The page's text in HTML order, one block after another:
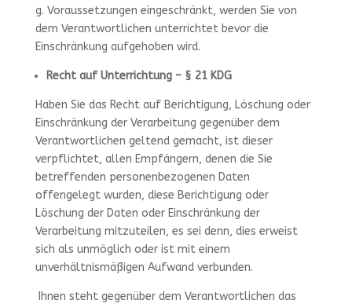
g. Voraussetzungen eingeschränkt, werden Sie von
dem Verantwortlichen unterrichtet bevor die
Einschränkung aufgehoben wird.
Recht auf Unterrichtung – § 21 KDG
Haben Sie das Recht auf Berichtigung, Löschung oder
Einschränkung der Verarbeitung gegenüber dem
Verantwortlichen geltend gemacht, ist dieser
verpflichtet, allen Empfängern, denen die Sie
betreffenden personenbezogenen Daten
offengelegt wurden, diese Berichtigung oder
Löschung der Daten oder Einschränkung der
Verarbeitung mitzuteilen, es sei denn, dies erweist
sich als unmöglich oder ist mit einem
unverhältnismäßigen Aufwand verbunden.
Ihnen steht gegenüber dem Verantwortlichen das